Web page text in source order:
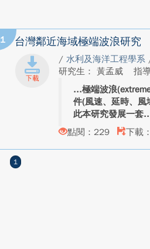
1 台灣鄰近海域極端波浪研究
/ 水利及海洋工程學系
研究生： 黃孟威
指
極端波浪
件(風速、延時、風
此本研究發展一套
點閱：229
下載
1